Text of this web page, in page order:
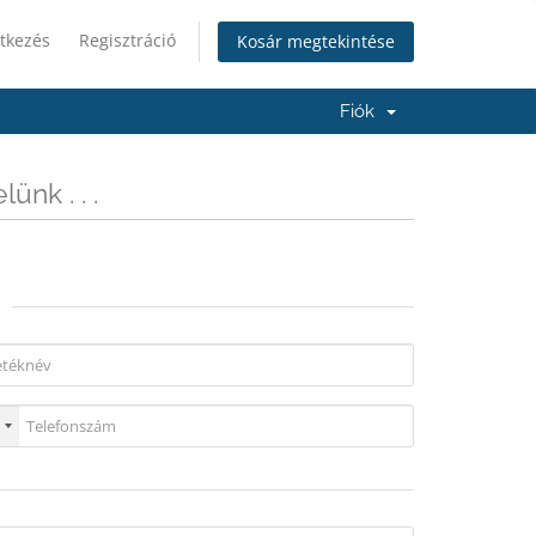
Regisztráció Kosár megtekintése
Fiók
. . .